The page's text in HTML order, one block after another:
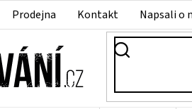
Prodejna Kontakt Napsali o